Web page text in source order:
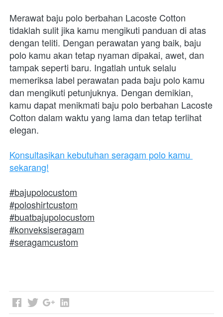
Merawat baju polo berbahan Lacoste Cotton
tidaklah sulit jika kamu mengikuti panduan di atas
dengan teliti. Dengan perawatan yang baik, baju
polo kamu akan tetap nyaman dipakai, awet, dan
tampak seperti baru. Ingatlah untuk selalu
memeriksa label perawatan pada baju polo kamu
dan mengikuti petunjuknya. Dengan demikian,
kamu dapat menikmati baju polo berbahan Lacoste
Cotton dalam waktu yang lama dan tetap terlihat
elegan.
Konsultasikan kebutuhan seragam polo kamu
sekarang!
#bajupolocustom
#poloshirtcustom
#buatbajupolocustom
#konveksiseragam
#seragamcustom